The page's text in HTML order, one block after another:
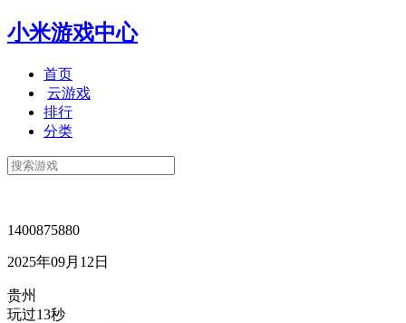
小米游戏中心
首页
云游戏
排行
分类
1400875880
2025年09月12日
贵州
玩过13秒